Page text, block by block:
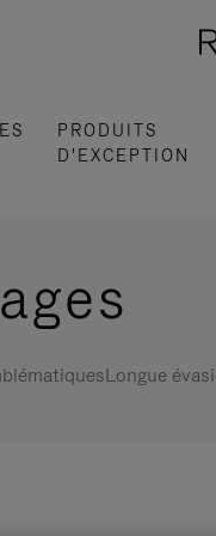
PRODUITS
D'EXCEPTION
Longue